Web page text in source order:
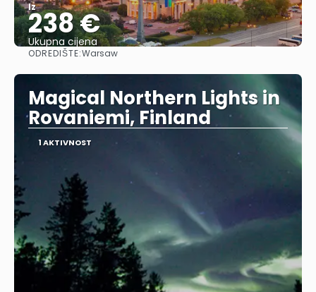
Iz
238 €
Ukupna cijena
ODREDIŠTE:Warsaw
Magical Northern Lights in
Rovaniemi, Finland
1 AKTIVNOST